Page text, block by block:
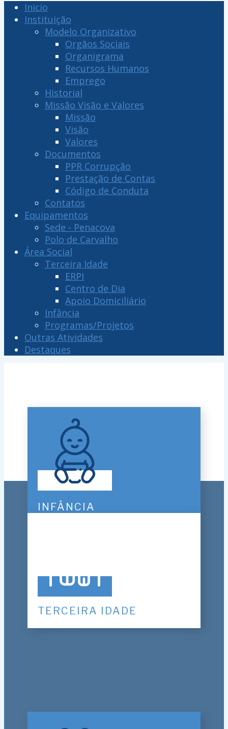
Inicio
Instituição
Modelo Organizativo
Orgãos Sociais
Organigrama
Recursos Humanos
Emprego
Historial
Missão Visão e Valores
Missão
Visão
Valores
Documentos
PPR Corrupção
Prestação de Contas
Código de Conduta
Contatos
Equipamentos
Sede - Penacova
Polo de Carvalho
Área Social
Terceira Idade
ERPI
Centro de Dia
Apoio Domiciliário
Infância
Programas/Projetos
Outras Atividades
Destaques
INFÂNCIA
TERCEIRA IDADE